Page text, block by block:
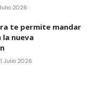
2026
te permite mandar
nueva
Julio 2026